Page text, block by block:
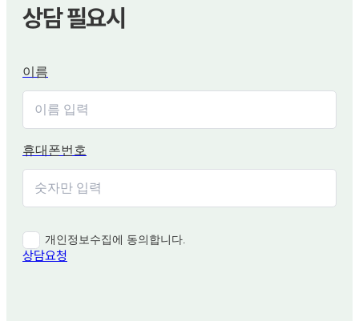
상담 필요시
이름
휴대폰번호
개인정보수집에 동의합니다.
상담요청